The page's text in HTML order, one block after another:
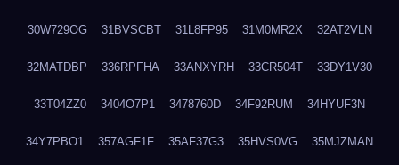
30W729OG 31BVSCBT 31L8FP95 31M0MR2X 32AT2VLN
32MATDBP 336RPFHA 33ANXYRH 33CR504T 33DY1V30
33T04ZZ0 3404O7P1 3478760D 34F92RUM 34HYUF3N
34Y7PBO1 357AGF1F 35AF37G3 35HVS0VG 35MJZMAN